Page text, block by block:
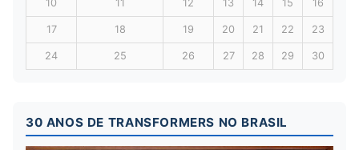
10 11 12 13 14 15 16
17 18 19 20 21 22 23
24 25 26 27 28 29 30
30 ANOS DE TRANSFORMERS NO BRASIL